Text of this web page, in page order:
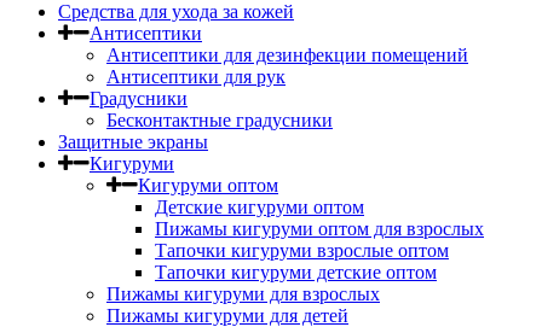
Средства для ухода за кожей
Антисептики
Антисептики для дезинфекции помещений
Антисептики для рук
Градусники
Бесконтактные градусники
Защитные экраны
Кигуруми
Кигуруми оптом
Детские кигуруми оптом
Пижамы кигуруми оптом для взрослых
Тапочки кигуруми взрослые оптом
Тапочки кигуруми детские оптом
Пижамы кигуруми для взрослых
Пижамы кигуруми для детей